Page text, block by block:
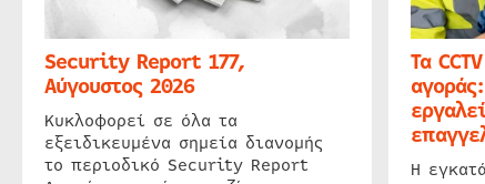
Security Report 177,
Αύγουστος 2026
Κυκλοφορεί σε όλα τα
εξειδικευμένα σημεία διανομής
το περιοδικό Security Report
Τα
Η